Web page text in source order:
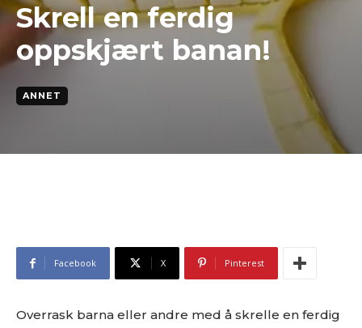
Skrell en ferdig
oppskjært banan!
ANNET
Facebook X Pinterest
Overrask barna eller andre med å skrelle en ferdig